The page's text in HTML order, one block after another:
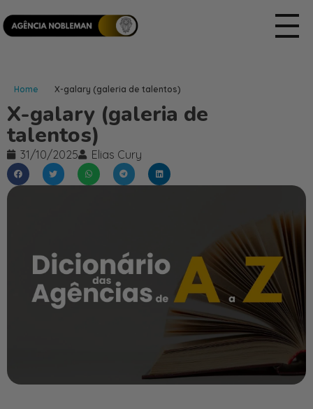
Home X-galary (galeria de talentos)
X-galary (galeria de
talentos)
31/10/2025 Elias Cury